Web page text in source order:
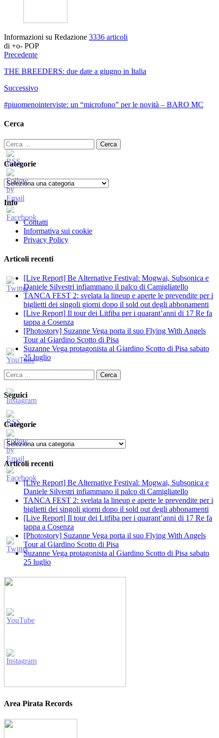
Informazioni su Redazione 3336 articoli
di +o- POP
Precedente
THE BREEDERS: due date a giugno in Italia
Successivo
#piuomenointerviste: un “microfono” per le novità – BARO MC
Cerca
Ricerca
per:
Categorie
Categorie
Info
Contatti
Informativa sui cookie
Privacy Policy
Articoli recenti
[Live Report] Be Alternative Festival: Mogwai, Subsonica e
Daniele Silvestri infiammano il palco di Camigliatello
TANCA FEST 2: svelata la lineup e aperte le prevendite per i
biglietti dei singoli giorni dopo il sold out degli abbonamenti
[Live Report] Il tour dei Litfiba per i quarant’anni di 17 Re fa
tappa a Cosenza
[Photostory] Suzanne Vega porta il suo Flying With Angels
Tour al Giardino Scotto di Pisa
Suzanne Vega protagonista al Giardino Scotto di Pisa sabato
25 luglio
Ricerca
per:
Seguici
Categorie
Categorie
Articoli recenti
[Live Report] Be Alternative Festival: Mogwai, Subsonica e
Daniele Silvestri infiammano il palco di Camigliatello
TANCA FEST 2: svelata la lineup e aperte le prevendite per i
biglietti dei singoli giorni dopo il sold out degli abbonamenti
[Live Report] Il tour dei Litfiba per i quarant’anni di 17 Re fa
tappa a Cosenza
[Photostory] Suzanne Vega porta il suo Flying With Angels
Tour al Giardino Scotto di Pisa
Suzanne Vega protagonista al Giardino Scotto di Pisa sabato
25 luglio
Area Pirata Records